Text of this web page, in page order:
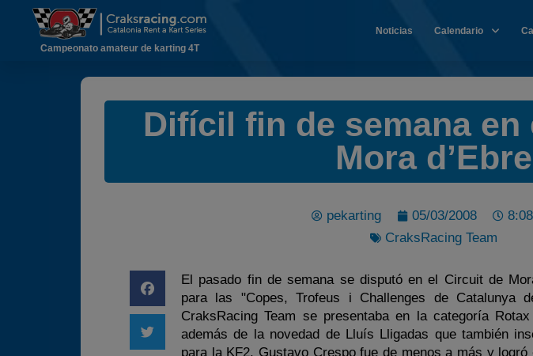
Campeonato amateur de karting 4T
Noticias Calendario
Difícil fin de semana
Mora d’Ebre
pekarting 05/03/2008
CraksRacing Team
El pasado fin de semana se disputó en el Circuit de
para las "Copes, Trofeus i Challenges de Catalunya
CraksRacing Team se presentaba en la categoría
además de la novedad de Lluís Lligadas que también
para la KF2. Gustavo Crespo fue de menos a más y